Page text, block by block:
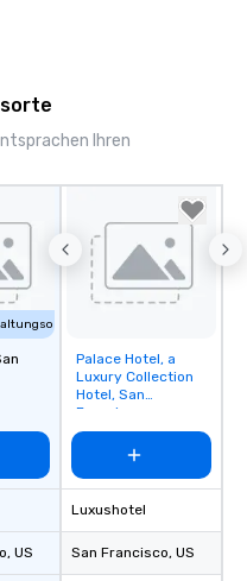
Ihren
, US
Removed from
favorites
Palace Hotel, a
Luxury Collection
Hotel, San
Francisco
Luxushotel
San Francisco, US